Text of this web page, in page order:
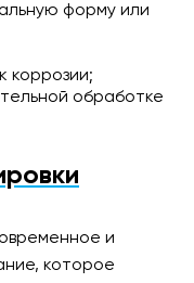
форму или
коррозии;
обработке
и
которое